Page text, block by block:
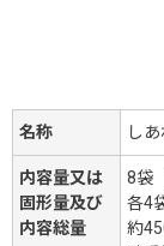
名称 し
内容量又は
固形量及び
内容総量
8袋
各4
約